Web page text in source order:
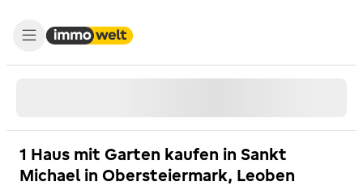
1 Haus mit Garten kaufen in Sankt
Michael in Obersteiermark, Leoben